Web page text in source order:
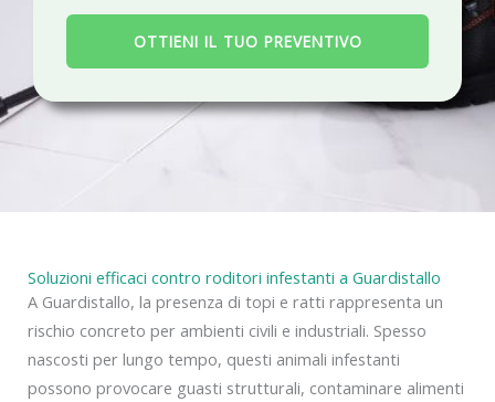
ii
a
c
OTTIENI IL TUO PREVENTIVO
Soluzioni efficaci contro roditori infestanti a Guardistallo
A Guardistallo, la presenza di topi e ratti rappresenta un
rischio concreto per ambienti civili e industriali. Spesso
nascosti per lungo tempo, questi animali infestanti
possono provocare guasti strutturali, contaminare alimenti